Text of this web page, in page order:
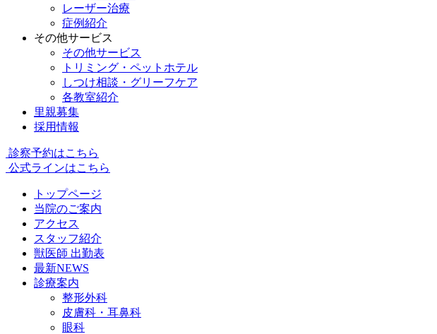
レーザー治療
症例紹介
その他サービス
その他サービス
トリミング・ペットホテル
しつけ相談・グリーフケア
各教室紹介
里親募集
採用情報
診察予約はこちら
公式ラインはこちら
トップページ
当院のご案内
アクセス
スタッフ紹介
獣医師 出勤表
最新NEWS
診療案内
整形外科
皮膚科・耳鼻科
眼科